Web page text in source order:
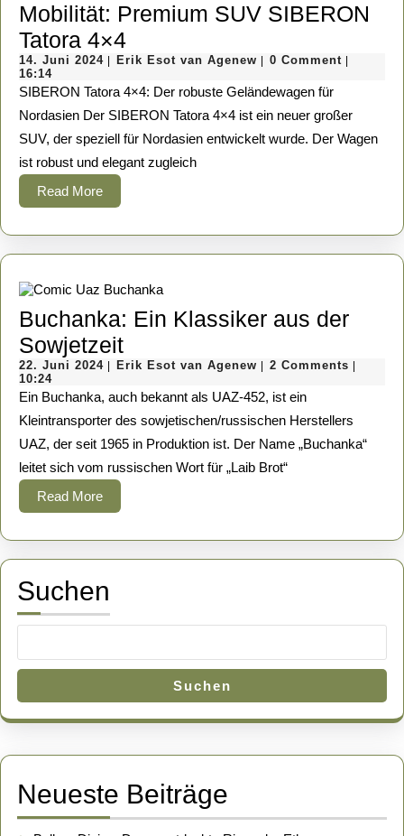
Mobilität: Premium SUV SIBERON
Tatora 4×4Mobilität:
Premium
SUV
SIBERON
Tatora
4×4
14. Juni 202414.
2024
Erik Esot van Agenew Erik
van
Agenew
0 Comment
16:14
SIBERON Tatora 4×4: Der robuste Geländewagen für
Nordasien Der SIBERON Tatora 4×4 ist ein neuer großer
SUV, der speziell für Nordasien entwickelt wurde. Der Wagen
ist robust und elegant zugleich
Read MoreRead
More
Buchanka: Ein Klassiker aus der
SowjetzeitBuchanka:
Ein
Klassiker
aus
der
Sowjetzeit
22. Juni 202422.
2024
Erik Esot van Agenew Erik
van
Agenew
2 Comments
10:24
Ein Buchanka, auch bekannt als UAZ-452, ist ein
Kleintransporter des sowjetischen/russischen Herstellers
UAZ, der seit 1965 in Produktion ist. Der Name „Buchanka“
leitet sich vom russischen Wort für „Laib Brot“
Read MoreRead
More
Suchen
Suchen
Neueste Beiträge